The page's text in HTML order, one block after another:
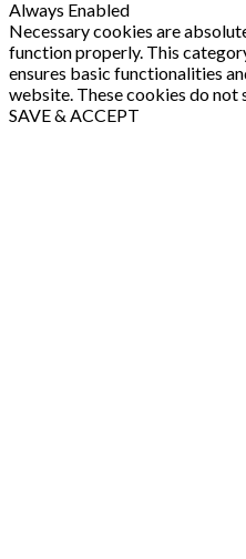
Always Enabled
Necessary cookies are
function properly. This
ensures basic functionalities
website. These cookies do
SAVE & ACCEPT